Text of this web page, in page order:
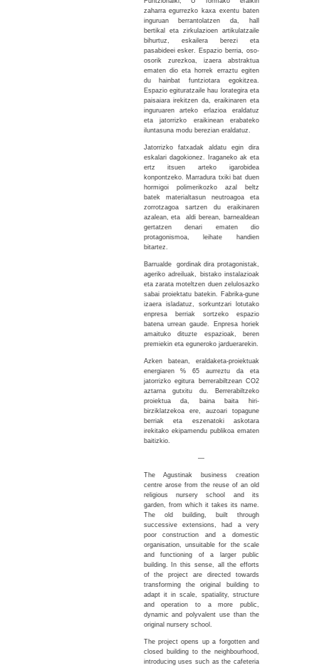
zaharra egurrezko kaxa exentu baten
inguruan berrantolatzen da, hall
bertikal eta zirkulazioen artikulatzaile
bihurtuz, eskailera berezi eta
pasabideei esker. Espazio berria, oso-
osorik zurezkoa, izaera abstraktua
ematen dio eta horrek erraztu egiten
du hainbat funtziotara egokitzea.
Espazio egituratzaile hau lorategira eta
paisaiara irekitzen da, eraikinaren eta
inguruaren arteko erlazioa eraldatuz
eta jatorrizko eraikinean erabateko
iluntasuna modu berezian eraldatuz.
Jatorrizko fatxadak aldatu egin dira
eskalari dagokionez. Iraganeko ak eta
ertz itsuen arteko igarobidea
konpontzeko. Marradura txiki bat duen
hormigoi polimerikozko azal beltz
batek materialtasun neutroagoa eta
zorrotzagoa sartzen du eraikinaren
azalean, eta aldi berean, barnealdean
gertatzen denari ematen dio
protagonismoa, leihate handien
bitartez.
Barrualde gordinak dira protagonistak,
ageriko adreiluak, bistako instalazioak
eta zarata moteltzen duen zelulosazko
sabai proiektatu batekin. Fabrika-gune
izaera isladatuz, sorkuntzari lotutako
enpresa berriak sortzeko espazio
batena urrean gaude. Enpresa horiek
amaituko dituzte espazioak, beren
premiekin eta eguneroko jarduerarekin.
Azken batean, eraldaketa-proiektuak
energiaren % 65 aurreztu da eta
jatorrizko egitura berrerabiltzean CO2
aztarna gutxitu du. Berrerabiltzeko
proiektua da, baina baita hiri-
birziklatzekoa ere, auzoari topagune
berriak eta eszenatoki askotara
irekitako ekipamendu publikoa ematen
baitizkio.
—
The Agustinak business creation
centre arose from the reuse of an old
religious nursery school and its
garden, from which it takes its name.
The old building, built through
successive extensions, had a very
poor construction and a domestic
organisation, unsuitable for the scale
and functioning of a larger public
building. In this sense, all the efforts
of the project are directed towards
transforming the original building to
adapt it in scale, spatiality, structure
and operation to a more public,
dynamic and polyvalent use than the
original nursery school.
The project opens up a forgotten and
closed building to the neighbourhood,
introducing uses such as the cafeteria